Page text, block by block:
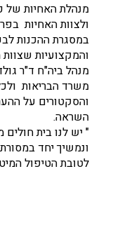
מנהלת האחיות של
ולצוות האחיות
במסגרת ההכנות
והמקצועיות
מנהל ביה"ח ד"ר
משרד הבריאות
והסקטורים על
השראה.
" יש לנו בית חולים
ונמשיך יחד
לטובת הטיפול